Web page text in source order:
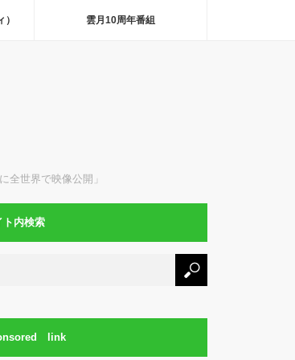
雲月10周年番組
全世界で映像公開」
ト内検索
link